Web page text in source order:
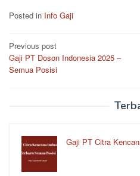
Posted in Info Gaji
Post
navigation
Previous post
Gaji PT Doson Indonesia 2025 –
Semua Posisi
Gaji PT Citra